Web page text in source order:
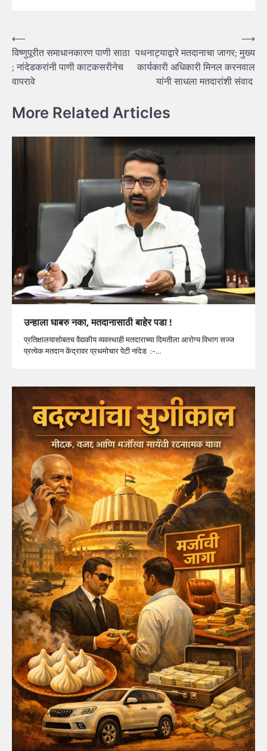
Post
navigation
⟵
विष्णुपूरीत समाधानकारण पाणी साठा
; नांदेडकरांनी पाणी काटकसरीनेच
वापरावे
पथनाट्याद्वारे मतदानाचा जागर; मुख्य
कार्यकारी अधिकारी मिनल करनवाल
यांनी साधला मतदारांशी संवाद
⟶
More Related Articles
उन्हाला घाबरु नका, मतदानासाठी बाहेर पडा !
प्रतिक्षालयासोबतच वैद्यकीय व्यवस्थाही मतदाराच्या दिमतीला आरोग्य विभाग सज्ज
प्रत्येक मतदान केंद्रावर प्रथमोचार पेटी नांदेड :-…